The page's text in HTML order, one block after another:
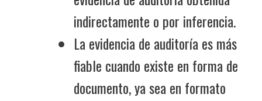
indirectamente o por inferencia.
La evidencia de auditoría es más
fiable cuando existe en forma de
documento, ya sea en formato